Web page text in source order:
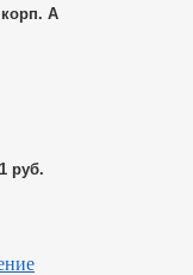
корп. А
руб.